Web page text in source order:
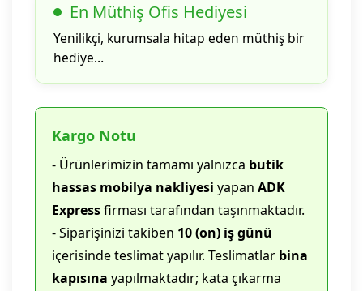
En Müthiş Ofis Hediyesi
Yenilikçi, kurumsala hitap eden müthiş bir
hediye…
Kargo Notu
- Ürünlerimizin tamamı yalnızca butik
hassas mobilya nakliyesi yapan ADK
Expressfirması tarafından taşınmaktadır.
- Siparişinizi takiben 10 (on) iş günü
içerisinde teslimat yapılır. Teslimatlar bina
kapısına yapılmaktadır; kata çıkarma